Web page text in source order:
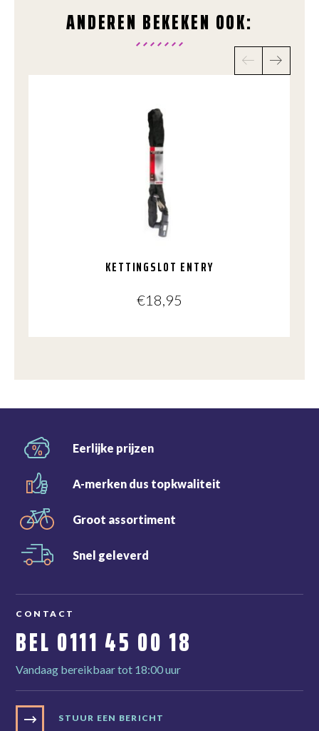
ANDEREN BEKEKEN OOK:
KETTINGSLOT ENTRY
€18,95
Eerlijke prijzen
A-merken dus topkwaliteit
Groot assortiment
Snel geleverd
CONTACT
BEL 0111 45 00 18
Vandaag bereikbaar tot 18:00 uur
STUUR EEN BERICHT